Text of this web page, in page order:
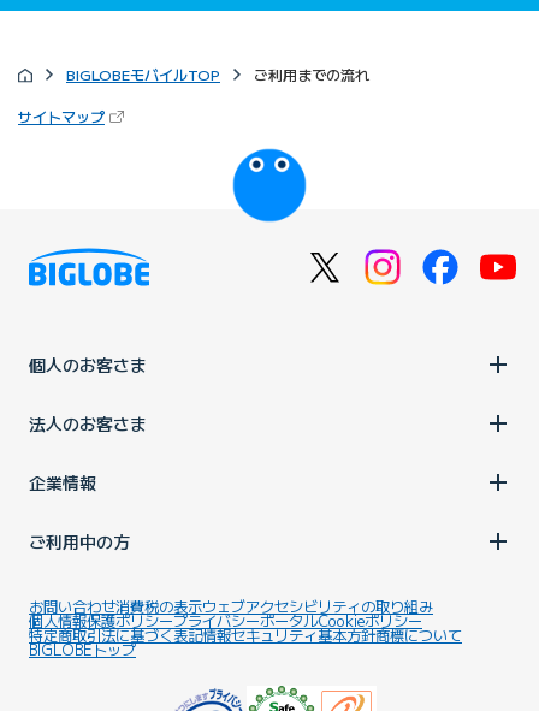
BIGLOBEモバイルTOP ご利用までの流れ
サイトマップ（新しいタブで開きます）
びっぷるのページ
個人のお客さま
法人のお客さま
企業情報
ご利用中の方
お問い合わせ消費税の表示ウェブアクセシビリティの取り組み
個人情報保護ポリシープライバシーポータルCookieポリシー
特定商取引法に基づく表記情報セキュリティ基本方針商標について
BIGLOBEトップ